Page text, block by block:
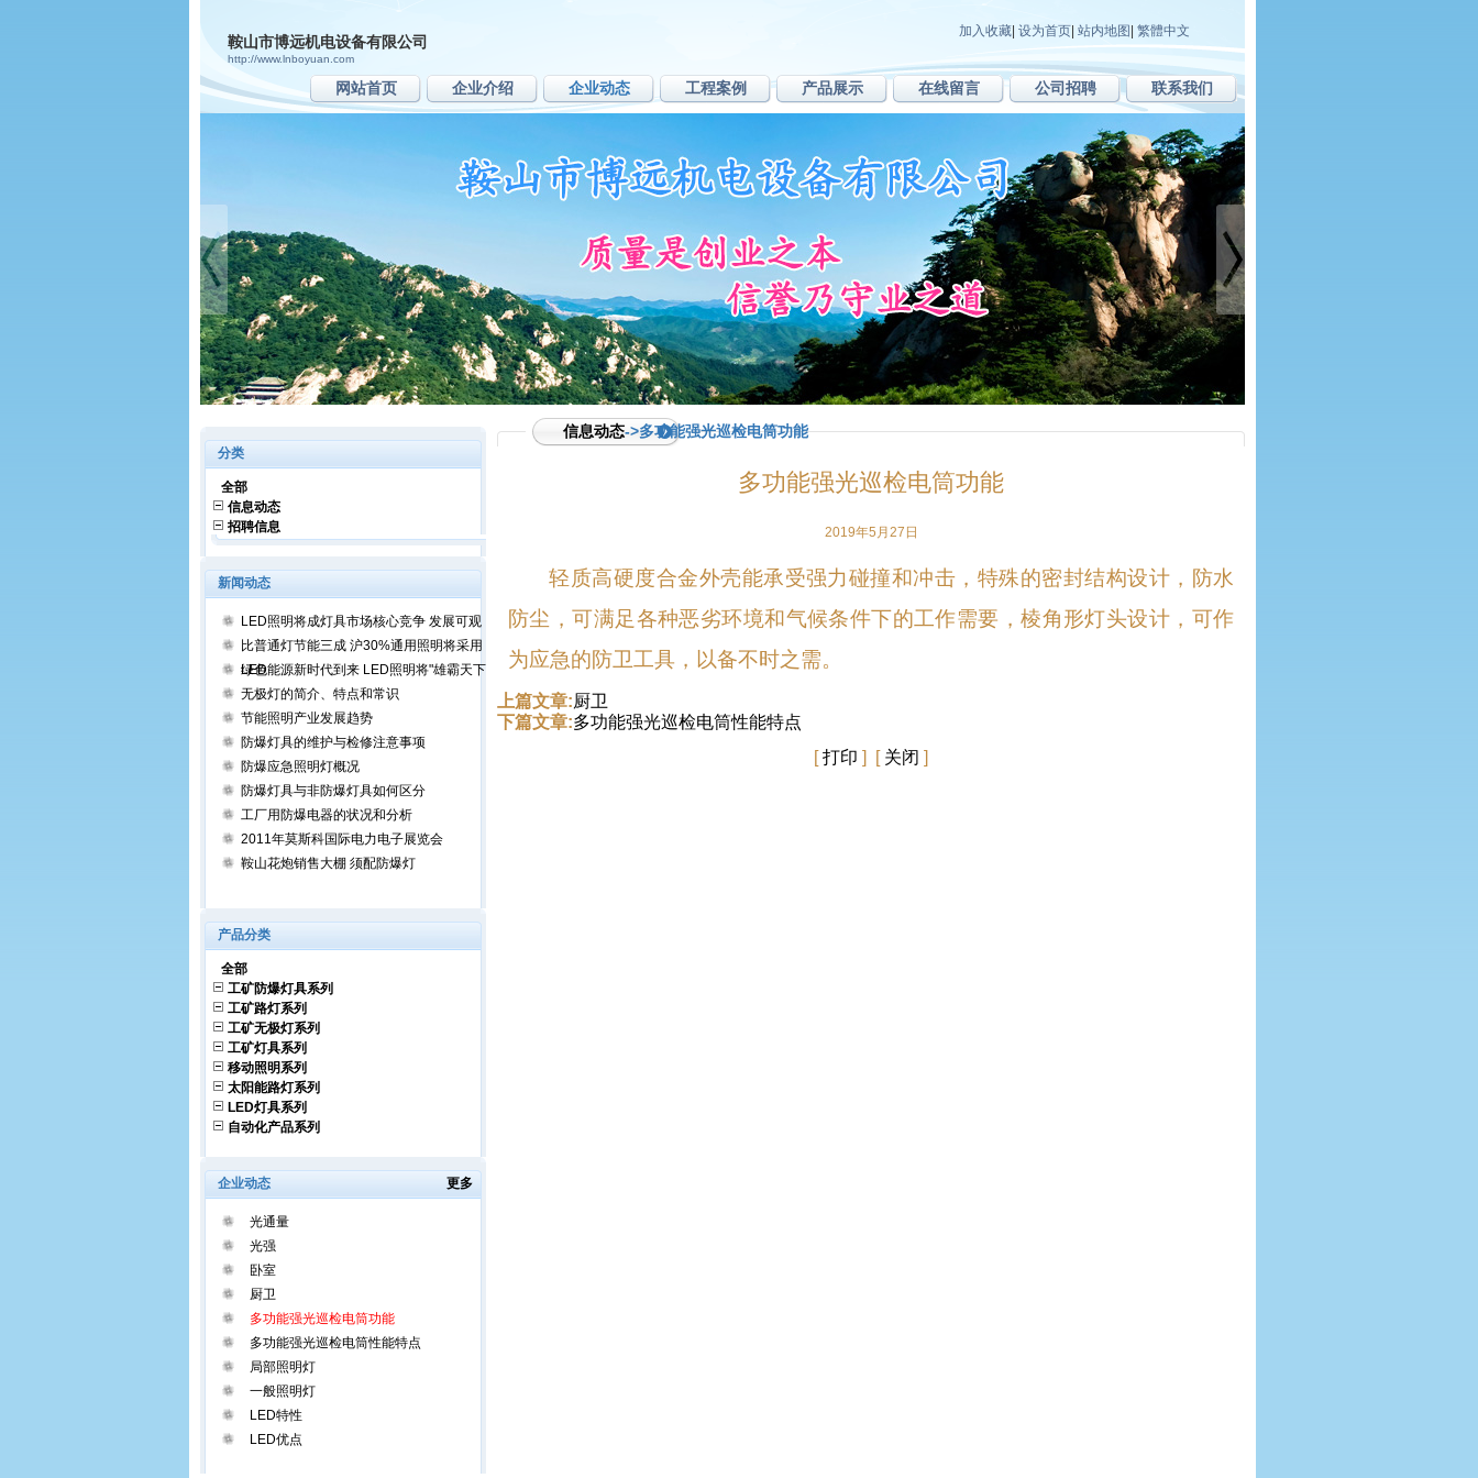
鞍山市博远机电设备有限公司
http://www.lnboyuan.com
加入收藏 设为首页 站内地图 繁體中文
网站首页 企业介绍 企业动态 工程案例 产品展示 在线留言 公司招聘 联系我们
分类
全部
信息动态
招聘信息
新闻动态
LED照明将成灯具市场核心竞争 发展可观
比普通灯节能三成 沪30%通用照明将采用
LED
绿色能源新时代到来 LED照明将"雄霸天下"
无极灯的简介、特点和常识
节能照明产业发展趋势
防爆灯具的维护与检修注意事项
防爆应急照明灯概况
防爆灯具与非防爆灯具如何区分
工厂用防爆电器的状况和分析
2011年莫斯科国际电力电子展览会
鞍山花炮销售大棚 须配防爆灯
产品分类
全部
工矿防爆灯具系列
工矿路灯系列
工矿无极灯系列
工矿灯具系列
移动照明系列
太阳能路灯系列
LED灯具系列
自动化产品系列
更多
企业动态
光通量
光强
卧室
厨卫
多功能强光巡检电筒功能
多功能强光巡检电筒性能特点
局部照明灯
一般照明灯
LED特性
LED优点
信息动态->多功能强光巡检电筒功能
多功能强光巡检电筒功能
2019年5月27日
轻质高硬度合金外壳能承受强力碰撞和冲击，特殊的密封结构设计，防水
防尘，可满足各种恶劣环境和气候条件下的工作需要，棱角形灯头设计，可作
为应急的防卫工具，以备不时之需。
上篇文章:厨卫
下篇文章:多功能强光巡检电筒性能特点
[打印 ] [ 关闭 ]